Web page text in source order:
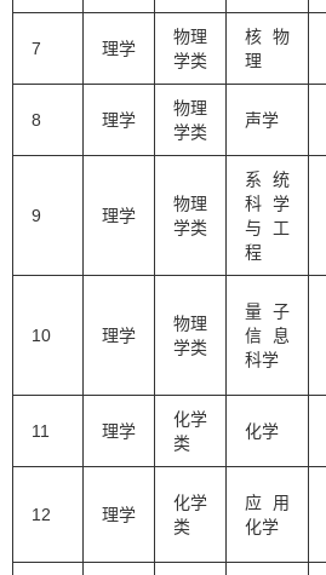
7 理学
物理
学类
核物
理
8 理学
物理
学类
声学
9 理学
物理
学类
系统
科学
与工
程
10 理学
物理
学类
量子
信息
科学
11 理学
化学
类
化学
12 理学
化学
类
应用
化学